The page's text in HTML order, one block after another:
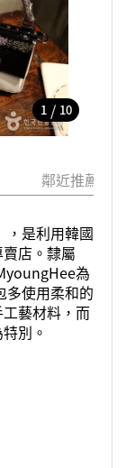
1 / 10
鄰近推薦景點
，是利用韓國
店。隸屬
為
多使用柔和的
藝材料，而
別。